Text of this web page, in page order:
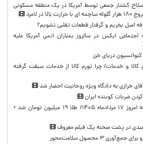
سلاح کشتار جمعی توسط آمریکا در یک منطقه مسکونی
در لامرد
اصل بخریم و گرفتار قطعات تقلبی نشویم؟
ایکس در سالروز بمباران اتمی آمریکا علیه
دریای خزر
تورم کالا و خدمات/ چرا تورم کالا از خدمات سبقت گرفته
خرازی به دادگاه ویژه روحانیت احضار شد
کردن ضربات کوبنده ایران
قیمت جدید طلا و سکه امروز ۱۷ مردادماه ۱۴۰۵/ طلا ۱۹ میلیون تومان شد +
در پشت صحنه یک فیلم معروف
۳ محصول سلامت‌محور